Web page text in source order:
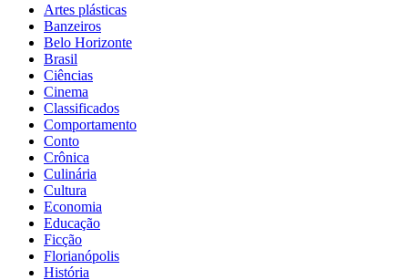
Artes plásticas
Banzeiros
Belo Horizonte
Brasil
Ciências
Cinema
Classificados
Comportamento
Conto
Crônica
Culinária
Cultura
Economia
Educação
Ficção
Florianópolis
História